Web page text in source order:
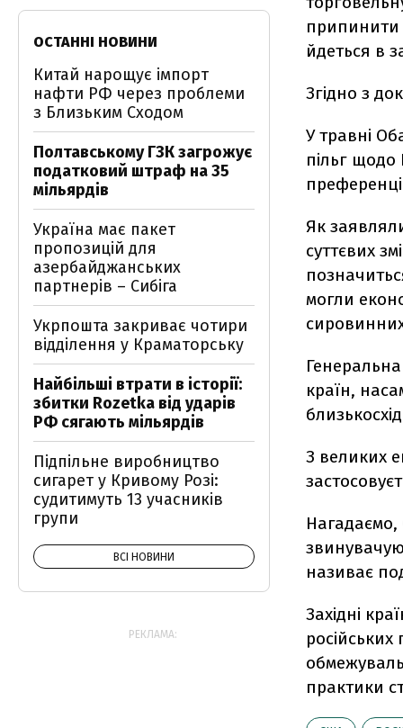
припинити
йдеться в
Згідно з
У травні
пільг щодо
Як
суттєвих
могли
країн,
З великих
називає
Західні
російських
практики
ОСТАННІ НОВИНИ
Китай нарощує імпорт
нафти РФ через проблеми
з Близьким Сходом
Полтавському ГЗК загрожує
податковий штраф на 35
мільярдів
Україна має пакет
пропозицій для
азербайджанських
партнерів – Сибіга
Укрпошта закриває чотири
відділення у Краматорську
Найбільші втрати в історії:
збитки Rozetka від ударів
РФ сягають мільярдів
Підпільне виробництво
сигарет у Кривому Розі:
судитимуть 13 учасників
групи
ВСІ НОВИНИ
РЕКЛАМА: